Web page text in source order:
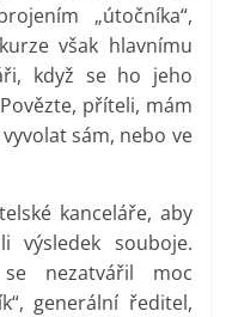
„útočníka“,
však hlavnímu
když se ho jeho
příteli, mám
sám, nebo ve
kanceláře, aby
výsledek souboje.
se nezatvářil moc
generální ředitel,